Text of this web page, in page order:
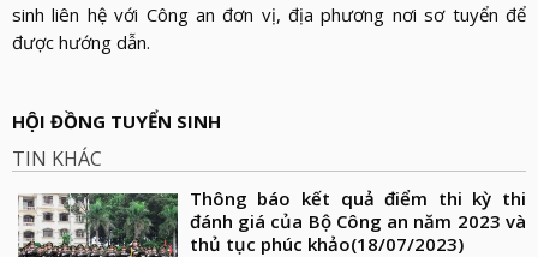
sinh liên hệ với Công an đơn vị, địa phương nơi sơ tuyển để
được hướng dẫn.
HỘI ĐỒNG TUYỂN SINH
TIN KHÁC
Thông báo kết quả điểm thi kỳ thi
đánh giá của Bộ Công an năm 2023 và
thủ tục phúc khảo(18/07/2023)